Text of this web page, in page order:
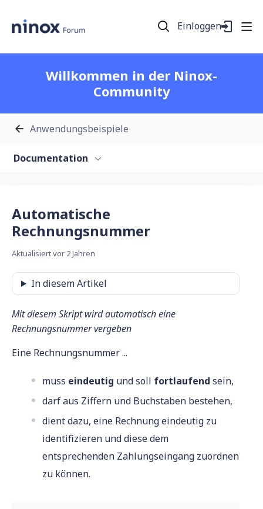
Einloggen
Willkommen in der Ninox-
Community
Anwendungsbeispiele
Documentation
Automatische
Rechnungsnummer
Aktualisiertvor 2 Jahren
In diesem Artikel
Mit diesem Skript wird automatisch eine
Rechnungsnummer vergeben
Eine Rechnungsnummer ...
muss eindeutig und soll fortlaufend sein,
darf aus Ziffern und Buchstaben bestehen,
dient dazu, eine Rechnung eindeutig zu
identifizieren und diese dem
entsprechenden Zahlungseingang zuordnen
zu können.